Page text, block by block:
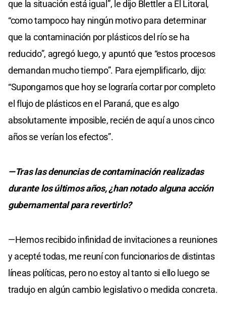
que la situación está igual”, le dijo Blettler a El Litoral,
“como tampoco hay ningún motivo para determinar
que la contaminación por plásticos del río se ha
reducido”, agregó luego, y apuntó que “estos procesos
demandan mucho tiempo”. Para ejemplificarlo, dijo:
“Supongamos que hoy se lograría cortar por completo
el flujo de plásticos en el Paraná, que es algo
absolutamente imposible, recién de aquí a unos cinco
años se verían los efectos”.
—Tras las denuncias de contaminación realizadas
durante los últimos años, ¿han notado alguna acción
gubernamental para revertirlo?
—Hemos recibido infinidad de invitaciones a reuniones
y acepté todas, me reuní con funcionarios de distintas
líneas políticas, pero no estoy al tanto si ello luego se
tradujo en algún cambio legislativo o medida concreta.